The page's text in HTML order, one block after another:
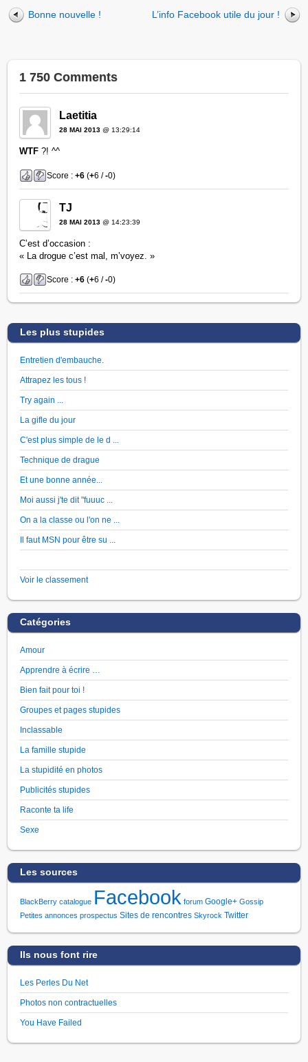
Bonne nouvelle ! L’info Facebook utile du jour !
1 750 Comments
Laetitia
28 MAI 2013 @ 13:29:14
WTF?! ^^
Score :+6 (+6 /-0)
TJ
28 MAI 2013 @ 14:23:39
C’est d’occasion :
« La drogue c’est mal, m’voyez. »
Score :+6 (+6 /-0)
Les plus stupides
Entretien d'embauche.
Attrapez les tous !
Try again ...
La gifle du jour
C'est plus simple de le d ...
Technique de drague
Et une bonne année...
Moi aussi j'te dit "fuuuc ...
On a la classe ou l'on ne ...
Il faut MSN pour être su ...
Voir le classement
Catégories
Amour
Apprendre à écrire …
Bien fait pour toi !
Groupes et pages stupides
Inclassable
La famille stupide
La stupidité en photos
Publicités stupides
Raconte ta life
Sexe
Les sources
BlackBerry catalogue Facebook forum Google+ Gossip
Petites annonces prospectus Sites de rencontres Skyrock Twitter
Ils nous font rire
Les Perles Du Net
Photos non contractuelles
You Have Failed